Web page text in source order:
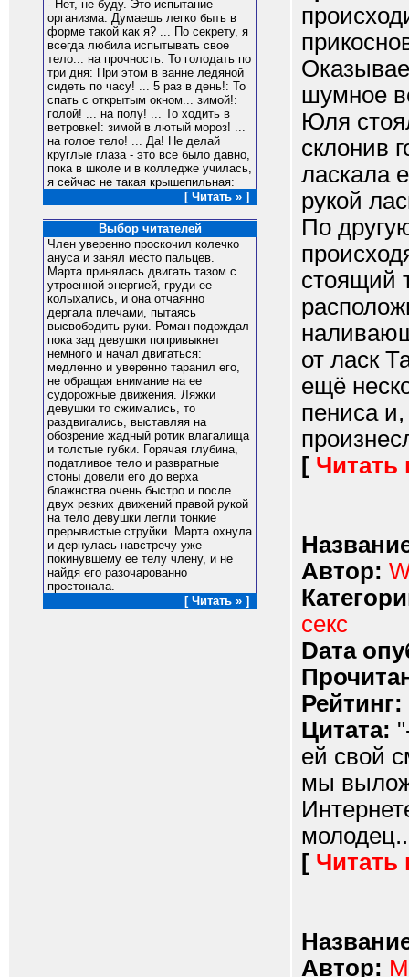
- Нет, не буду. Это испытание
организма: Думаешь легко быть в
форме такой как я? ... По секрету, я
всегда любила испытывать свое
тело... на прочность: То голодать по
три дня: При этом в ванне ледяной
сидеть по часу! ... 5 раз в день!: То
спать с открытым окном... зимой!:
голой! ... на полу! ... То ходить в
ветровке!: зимой в лютый мороз! ...
на голое тело! ... Да! Не делай
круглые глаза - это все было давно,
пока в школе и в колледже училась,
я сейчас не такая крышепильная:
[ Читать » ]
Выбор читателей
Член уверенно проскочил колечко
ануса и занял место пальцев.
Марта принялась двигать тазом с
утроенной энергией, груди ее
колыхались, и она отчаянно
дергала плечами, пытаясь
высвободить руки. Роман подождал
пока зад девушки попривыкнет
немного и начал двигаться:
медленно и уверенно таранил его,
не обращая внимание на ее
судорожные движения. Ляжки
девушки то сжимались, то
раздвигались, выставляя на
обозрение жадный ротик влагалища
и толстые губки. Горячая глубина,
податливое тело и развратные
стоны довели его до верха
блажнства очень быстро и после
двух резких движений правой рукой
на тело девушки легли тонкие
прерывистые струйки. Марта охнула
и дернулась навстречу уже
покинувшему ее телу члену, и не
найдя его разочарованно
простонала.
[ Читать » ]
шумное
Юля
склонив
ласкала
рукой
По
стоящий
от ласк
ещё
пениса
[ Читать
Автор:
секс
Dата
Рейтинг:
Цитата:
ей свой
мы
[ Читать
Автор: